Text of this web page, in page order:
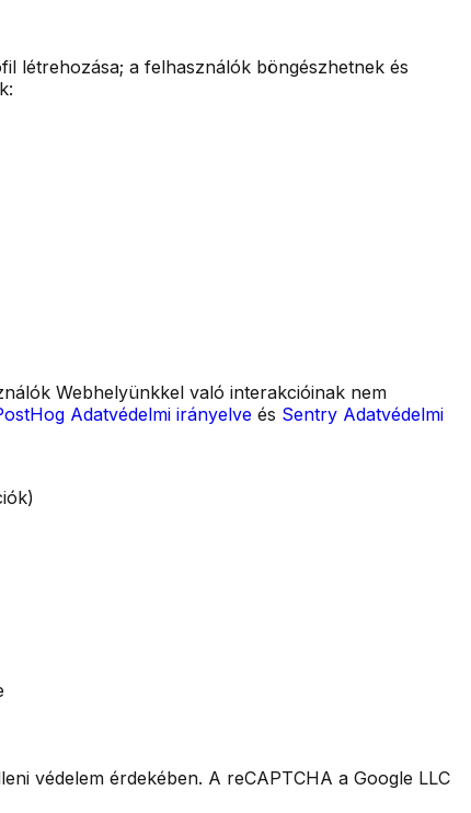
létrehozása; a felhasználók böngészhetnek és
Webhelyünkkel való interakcióinak nem
Adatvédelmi irányelve és Sentry Adatvédelmi
védelem érdekében. A reCAPTCHA a Google LLC